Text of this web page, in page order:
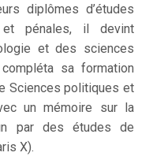
diplômes d’études
et pénales, il devint
et des sciences
sa formation
Sciences politiques et
un mémoire sur la
par des études de
X).